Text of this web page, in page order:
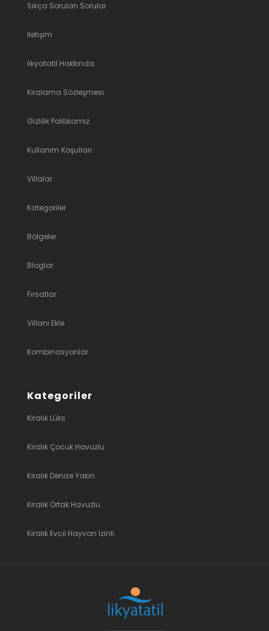
Sıkça Sorulan Sorular
İletişim
likyatatil Hakkında
Kiralama Sözleşmesi
Gizlilik Politikamız
Kullanım Koşulları
Villalar
Kategoriler
Bölgeler
Bloglar
Fırsatlar
Villanı Ekle
Kombinasyonlar
Kategoriler
Kiralık Lüks
Kiralık Çocuk Havuzlu
Kiralık Denize Yakın
Kiralık Ortak Havuzlu
Kiralık Evcil Hayvan İzinli